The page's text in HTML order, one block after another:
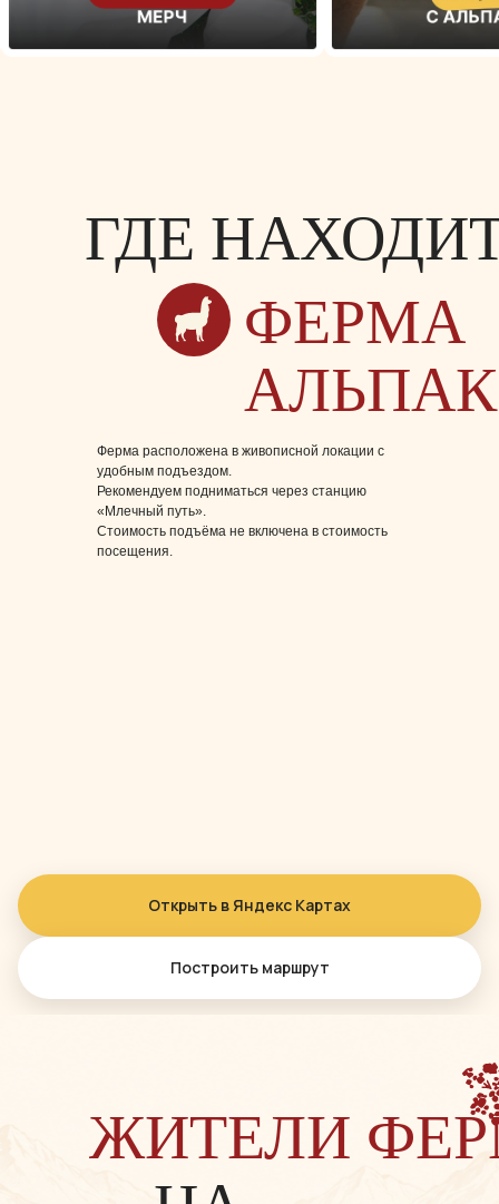
ГДЕ
Ферма расположена в живописной локации с
удобным подъездом.
Рекомендуем подниматься через станцию
«Млечный путь».
Стоимость подъёма не включена в стоимость
посещения.
ФЕРМА
АЛЬПАК
Открыть в Яндекс Картах
Построить маршрут
ЖИТЕЛИ